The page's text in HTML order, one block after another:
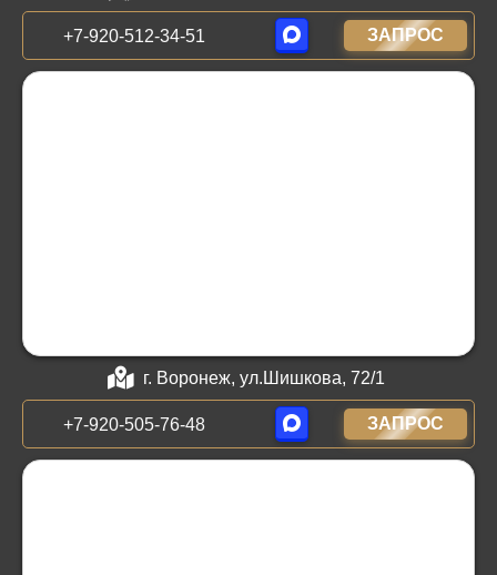
+7-920-512-34-51 ЗАПРОС
г. Воронеж, ул.Шишкова, 72/1
+7-920-505-76-48 ЗАПРОС